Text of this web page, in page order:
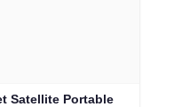
Satellite Portable